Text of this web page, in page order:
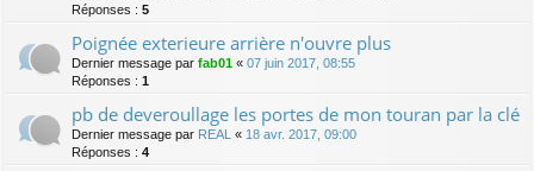
Réponses : 5
Poignée exterieure arrière n'ouvre plus
Dernier message par fab01 « 07 juin 2017, 08:55
Réponses : 1
pb de deveroullage les portes de mon touran par la clé
Dernier message par REAL « 18 avr. 2017, 09:00
Réponses : 4